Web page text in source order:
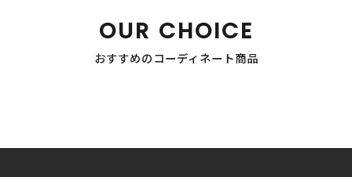
OUR CHOICE
おすすめのコーディネート商品